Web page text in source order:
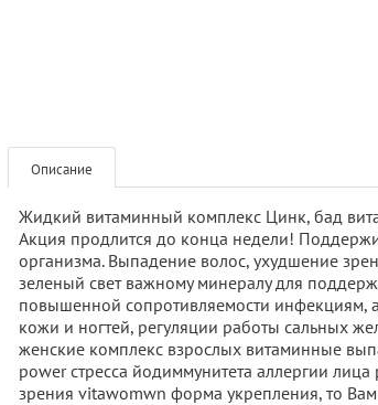
Описание
Жидкий витаминный комплекс Цинк, бад
Акция продлится до конца недели!
организма. Выпадение волос, ухудшение
зеленый свет важному минералу для
повышенной сопротивляемости инфекциям,
кожи и ногтей, регуляции работы сальных
женские комплекс взрослых витаминные
power стресса йодиммунитета аллергии
зрения vitawomwn форма укрепления, то